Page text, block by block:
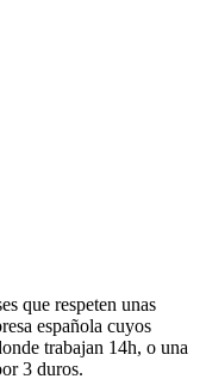
que respeten unas
española cuyos
trabajan 14h, o una
3 duros.